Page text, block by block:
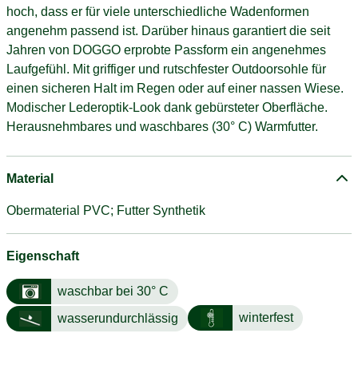
hoch, dass er für viele unterschiedliche Wadenformen
angenehm passend ist. Darüber hinaus garantiert die seit
Jahren von DOGGO erprobte Passform ein angenehmes
Laufgefühl. Mit griffiger und rutschfester Outdoorsohle für
einen sicheren Halt im Regen oder auf einer nassen Wiese.
Modischer Lederoptik-Look dank gebürsteter Oberfläche.
Herausnehmbares und waschbares (30° C) Warmfutter.
Material
Obermaterial PVC; Futter Synthetik
Eigenschaft
waschbar bei 30° C
wasserundurchlässig
winterfest